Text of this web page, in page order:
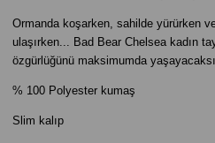
Ormanda koşarken, sahilde yürürken
ulaşırken... Bad Bear Chelsea kadın
özgürlüğünü maksimumda
% 100 Polyester kumaş
Slim kalıp